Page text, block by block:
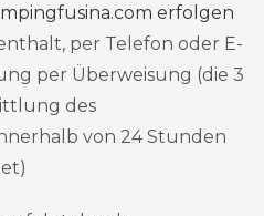
erfolgen
per Telefon oder E-
per Überweisung (die 3
des
von 24 Stunden